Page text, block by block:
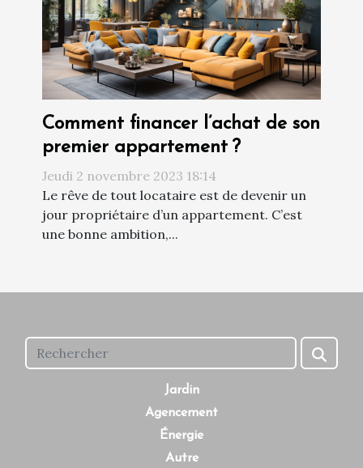
Comment financer l’achat de son
premier appartement ?
Jeudi 2 novembre 2023 18:14
Le rêve de tout locataire est de devenir un
jour propriétaire d’un appartement. C’est
une bonne ambition,...
Jardin
Agencement
Énergie
Autre